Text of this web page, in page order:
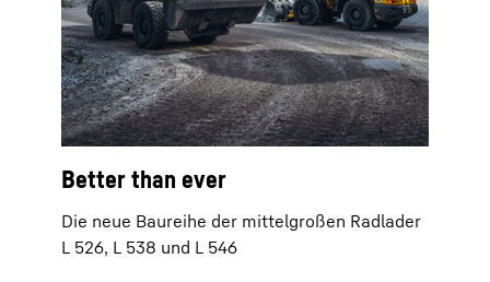
Better than ever
Die neue Baureihe der mittelgroßen Radlader
L 526, L 538 und L 546